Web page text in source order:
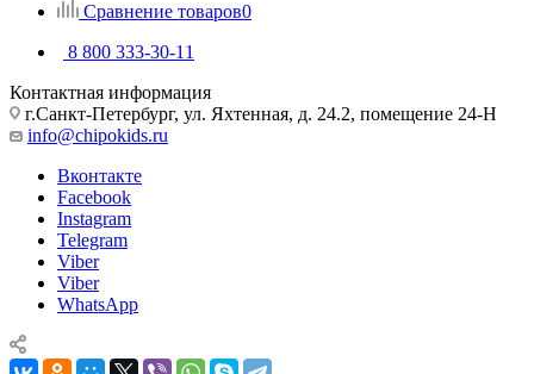
Сравнение товаров0
8 800 333-30-11
Контактная информация
г.Санкт-Петербург, ул. Яхтенная, д. 24.2, помещение 24-Н
info@chipokids.ru
Вконтакте
Facebook
Instagram
Telegram
Viber
Viber
WhatsApp